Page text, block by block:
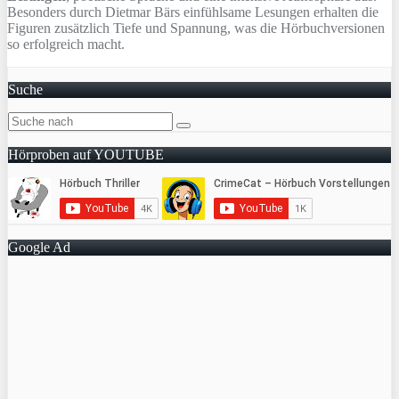
Besonders durch Dietmar Bärs einfühlsame Lesungen erhalten die
Figuren zusätzlich Tiefe und Spannung, was die Hörbuchversionen
so erfolgreich macht.
Suche
Hörproben auf YOUTUBE
Google Ad